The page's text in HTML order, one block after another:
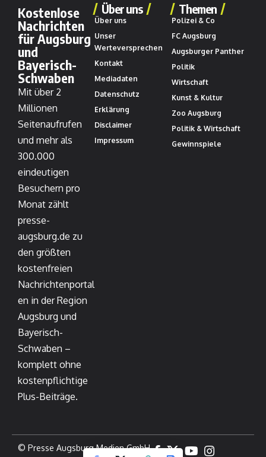
Kostenlose
Nachrichten
für Augsburg
und
Bayerisch-
Schwaben
Mit über 2
Millionen
Seitenaufrufen
und mehr als
300.000
eindeutigen
Besuchern pro
Monat zählt
presse-
augsburg.de zu
den größten
kostenfreien
Nachrichtenportal
en in der Region
Augsburg und
Bayerisch-
Schwaben –
komplett ohne
kostenpflichtige
Plus-Beiträge.
Über uns
Über uns
Unser
Werteversprechen
Kontakt
Mediadaten
Datenschutz
Erklärung
Disclaimer
Impressum
Themen
Polizei & Co
FC Augsburg
Augsburger Panther
Politik
Wirtschaft
Kunst & Kultur
Zoo Augsburg
Politik & Wirtschaft
Gewinnspiele
© Presse Augsburg Medien GmbH